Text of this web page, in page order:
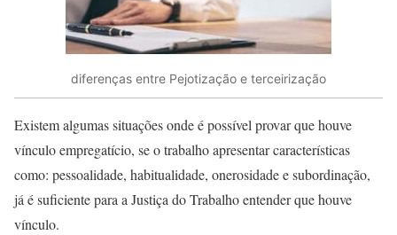
diferenças entre Pejotização e terceirização
Existem algumas situações onde é possível provar que houve
vínculo empregatício, se o trabalho apresentar características
como: pessoalidade, habitualidade, onerosidade e subordinação,
já é suficiente para a Justiça do Trabalho entender que houve
vínculo.